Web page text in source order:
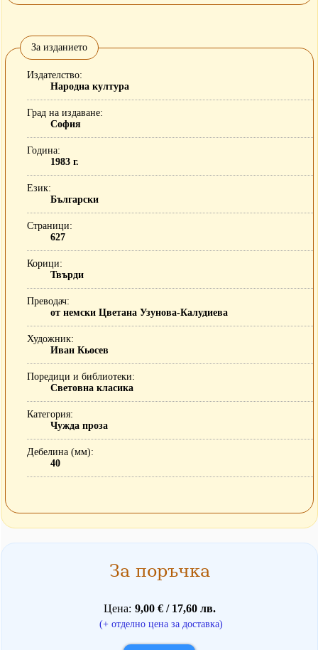
За изданието
Издателство
Народна култура
Град на издаване
София
Година
1983 г.
Език
Български
Страници
627
Корици
Твърди
Преводач
от немски Цветана Узунова-Калудиева
Художник
Иван Кьосев
Поредици и библиотеки
Световна класика
Категория
Чужда проза
Дебелина (мм)
40
За поръчка
Цена 9,00 € / 17,60 лв.
(+ отделно цена за доставка)